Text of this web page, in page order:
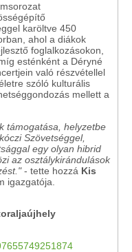
karöltve 450
ahol a diákok
foglalkozásokon,
esténként a Déryné
való részvétellel
szóló kulturális
mellett a
támogatása, helyzetbe
Szövetséggel,
egy olyan hibrid
az osztálykirándulások
- tette hozzá Kis
igazgatója.